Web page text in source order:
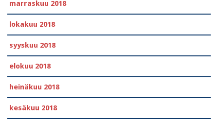
marraskuu 2018
lokakuu 2018
syyskuu 2018
elokuu 2018
heinäkuu 2018
kesäkuu 2018